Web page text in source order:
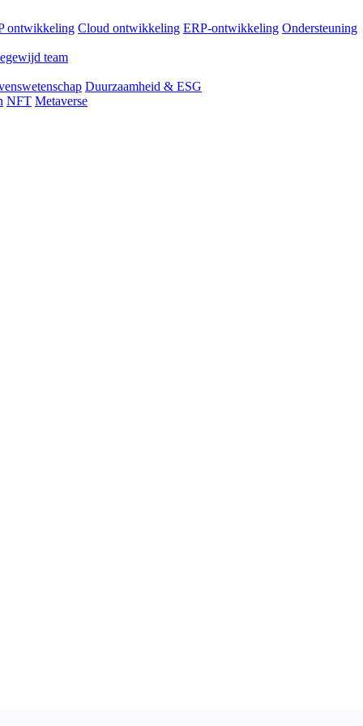
ontwikkeling Cloud ontwikkeling ERP-ontwikkeling Ondersteuning
team
Duurzaamheid & ESG
NFT Metaverse